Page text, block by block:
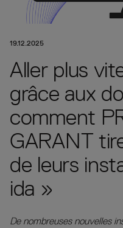
19.12.2025
Aller plus
grâce aux
comment
GARANT
de leurs
ida »
De nombreuses nouvelles